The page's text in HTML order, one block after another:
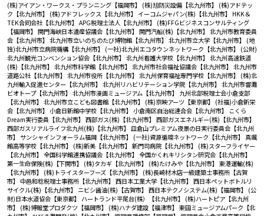
(株)アイアン・ワークス・プランニング【福岡市】 (株)旭防災設備【北九州市】 (株)アドテッ
ク【北九州市】 (株)アドフレックス【北九州市】 イーコムジャパン(株)【北九州市】 HKK＆
TEK合同会社【北九州市】 APG税理士法人【北九州市】 (株)FFGビジネスコンサルティング
【福岡市】 関門海峡日本遺産協議会【北九州市】 関門汽船(株)【北九州市】 北九州市教育委員
会【北九州市】 北九州市立いのちのたび博物館【北九州市】 北九州市立大学【北九州市】 (地
独)北九州市立病院機構【北九州市】 (一社)北九州エコタウンネットワーク【北九州市】 (公財)
北九州観光コンベンション協会【北九州市】 北九州看護大学校【北九州市】 北九州高速鉄道
(株)【北九州市】 北九州市科学館【北九州市】 北九州市社会福祉協議会【北九州市】 北九州市
道路公社【北九州市】 北九州市役所【北九州市】 北九州保育福祉専門学校【北九州市】 (株)北
九州輸入促進センター【北九州市】 北九州リハビリテーション学院【北九州市】 北九州市響灘
ビオトープ【北九州市】 北九州市漫画ミュージアム【北九州市】 九州北部税理士会小倉支部
【北九州市】 北九州市立こども図書館【北九州市】 (株)京映アーツ【東京都】 (社福)小倉新栄
会【北九州市】 小倉日新館中学校【北九州市】 小倉南区自治総連合会【北九州市】
こくら
Dream実行委員【北九州市】 西部ガス(株)【北九州市】 西部ガスエネルギー(株)【北九州市】
西部ガスリアルライフ北九州(株)【北九州市】 皿倉山プレミアム夜景の日実行委員会【北九州
市】 サンシャインフォーラム福岡【北九州市】 (一社)資源循環ネットワーク【北九州市】 真颯
館高等学校【北九州市】 (株)新美【北九州市】 新門司病院【北九州市】 (株)スターフライヤー
【北九州市】 全国科学館連携協議会【北九州市】 全国かくれキリシタン研究会【北九州市】
第一生命保険(株)【下関市】 (株)タカギ【北九州市】 (株)たけみや【北九州市】 東港運輸(株)
【北九州市】 (株)トライスターフーズ【北九州市】 (株)長崎材木店一級建築士事務所【古賀
市】 中邑和稔税理士事務所【北九州市】 西日本工業大学【北九州市】 西日本ペットボトルリ
サイクル(株)【北九州市】 ニビシ醤油(株)【古賀市】 西日本テクノシステム(株)【福岡市】 (公
財)日本水道協会【東京都】 ハートランド平尾台(株）【北九州市】 (株)ハートピア【北九州
市】 (株)博報堂プロダクツ【福岡市】 (株)ハナダ建設【福津市】 東田ミュージアムパーク【北